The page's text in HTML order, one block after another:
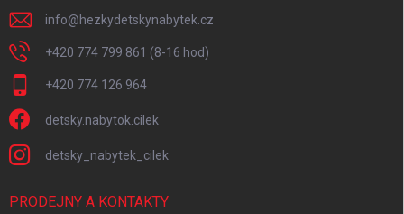
info@hezkydetskynabytek.cz
+420 774 799 861 (8-16 hod)
+420 774 126 964
detsky.nabytok.cilek
detsky_nabytek_cilek
PRODEJNY A KONTAKTY